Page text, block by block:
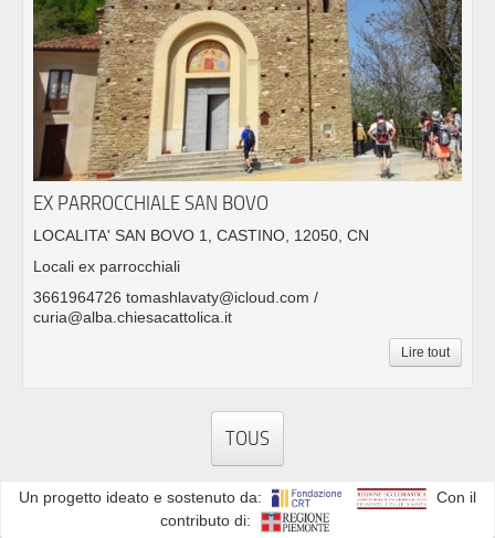
EX PARROCCHIALE SAN BOVO
LOCALITA' SAN BOVO 1, CASTINO, 12050, CN
Locali ex parrocchiali
3661964726 tomashlavaty@icloud.com /
curia@alba.chiesacattolica.it
Lire tout
TOUS
Un progetto ideato e sostenuto da:
Con il
contributo di: